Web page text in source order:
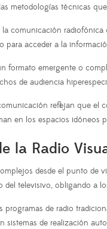
metodologías técnicas
comunicación
para acceder a la
formato emergente o
de audiencia
reflejan que
en los espacios
la Radio
desde el punto de
del televisivo, obligando a
programas de radio
sistemas de realización